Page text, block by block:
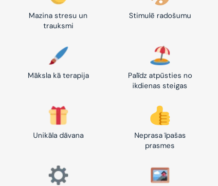
Mazina stresu un
trauksmi
Stimulē radošumu
Māksla kā terapija
Palīdz atpūsties no
ikdienas steigas
Unikāla dāvana
Neprasa īpašas
prasmes